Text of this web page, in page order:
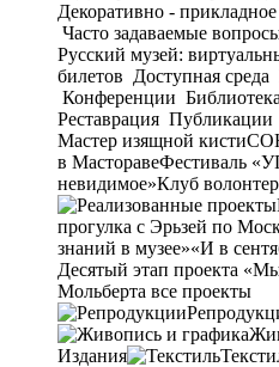
Декоративно -
Часто задаваемые
Русский музей:
билетов Доступная среда
Конференции Библиотека
Реставрация Публикации
Мастер изящной кисти
в МасторавеФестиваль
невидимое»Клуб
прогулка с Эрьзей по
знаний в музее»«И в
Десятый этап проекта
Мольберта все проекты
Издания